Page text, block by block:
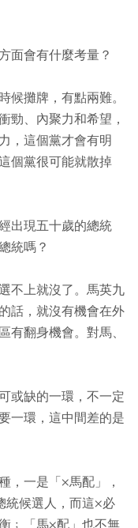
面會有什麼考量？
候攤牌，有點兩難。
勁、內聚力和希望，
，這個黨才會有明
個黨很可能就散掉
出現五十歲的總統
統嗎？
不上就沒了。馬英九
話，就沒有機會在外
有翻身機會。對馬、
或缺的一環，不一定
一環，這中間差的是
，一是「×馬配」，
統候選人，而這×必
﹔「馬×配」也不無